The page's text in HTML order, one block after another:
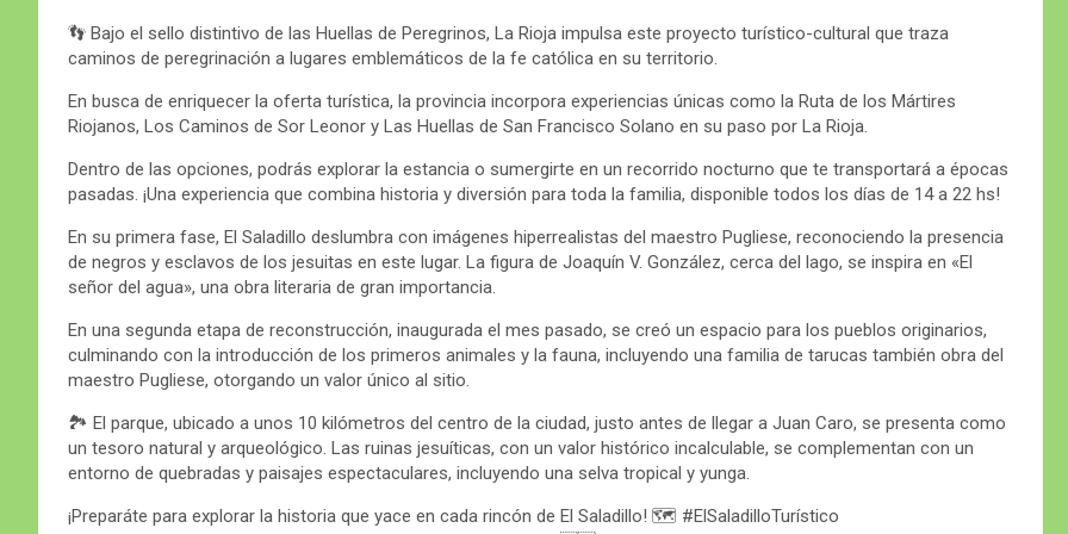
👣 Bajo el sello distintivo de las Huellas de Peregrinos, La Rioja impulsa este proyecto turístico-cultural que traza
caminos de peregrinación a lugares emblemáticos de la fe católica en su territorio.
En busca de enriquecer la oferta turística, la provincia incorpora experiencias únicas como la Ruta de los Mártires
Riojanos, Los Caminos de Sor Leonor y Las Huellas de San Francisco Solano en su paso por La Rioja.
Dentro de las opciones, podrás explorar la estancia o sumergirte en un recorrido nocturno que te transportará a épocas
pasadas. ¡Una experiencia que combina historia y diversión para toda la familia, disponible todos los días de 14 a 22 hs!
En su primera fase, El Saladillo deslumbra con imágenes hiperrealistas del maestro Pugliese, reconociendo la presencia
de negros y esclavos de los jesuitas en este lugar. La figura de Joaquín V. González, cerca del lago, se inspira en «El
señor del agua», una obra literaria de gran importancia.
En una segunda etapa de reconstrucción, inaugurada el mes pasado, se creó un espacio para los pueblos originarios,
culminando con la introducción de los primeros animales y la fauna, incluyendo una familia de tarucas también obra del
maestro Pugliese, otorgando un valor único al sitio.
🏞️ El parque, ubicado a unos 10 kilómetros del centro de la ciudad, justo antes de llegar a Juan Caro, se presenta como
un tesoro natural y arqueológico. Las ruinas jesuíticas, con un valor histórico incalculable, se complementan con un
entorno de quebradas y paisajes espectaculares, incluyendo una selva tropical y yunga.
¡Preparáte para explorar la historia que yace en cada rincón de El Saladillo! 🗺️ #ElSaladilloTurístico